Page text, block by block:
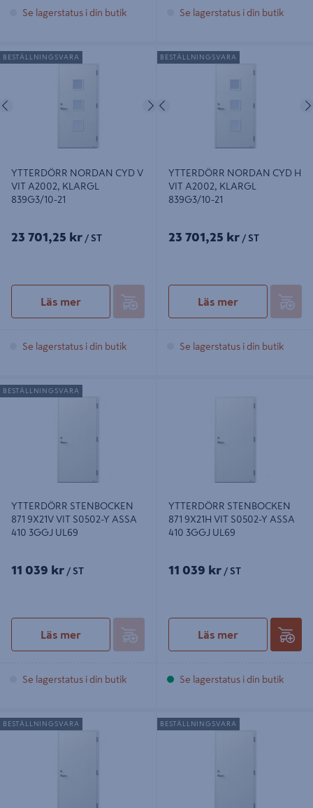
Se lagerstatus i din butik Se lagerstatus i din butik
YTTERDÖRR NORDAN CYD V VIT
A2002, KLARGL 839G3/10-21
Nästa
YTTERDÖRR NORDAN CYD V
VIT A2002, KLARGL
839G3/10-21
23 701,25 kr / ST
Läs mer
BESTÄLLNINGSVARA
Se lagerstatus i din butik
YTTERDÖRR NORDAN CYD H VIT
A2002, KLARGL 839G3/10-21
YTTERDÖRR NORDAN CYD H
VIT A2002, KLARGL
839G3/10-21
23 701,25 kr / ST
Läs mer
BESTÄLLNINGSVARA
Se lagerstatus i din butik
YTTERDÖRR STENBOCKEN 871
9X21V VIT S0502-Y ASSA 410 3GGJ
YTTERDÖRR STENBOCKEN
871 9X21V VIT S0502-Y ASSA
410 3GGJ UL69
11 039 kr / ST
Läs mer
BESTÄLLNINGSVARA
Se lagerstatus i din butik
YTTERDÖRR STENBOCKEN
871 9X21H VIT S0502-Y ASSA
410 3GGJ UL69
11 039 kr / ST
Läs mer
Se lagerstatus i din butik
YTTERDÖRR NORDAN CYD VIT
DORMA 9195, 871/10-21 V
BESTÄLLNINGSVARA
YTTERDÖRR NORDAN CYD VIT
DORMA 9195, 871/10-21 H
BESTÄLLNINGSVARA